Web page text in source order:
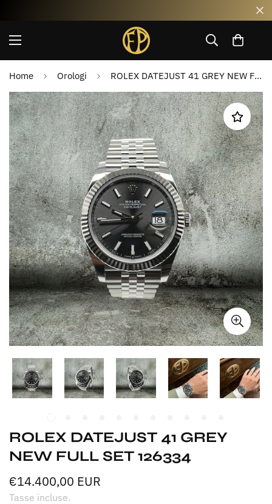
Home Orologi ROLEX DATEJUST 41 GREY NEW FULL SET 126334
ROLEX DATEJUST 41 GREY
NEW FULL SET 126334
Prezzo
normale
€14.400,00 EUR
Tasse incluse.